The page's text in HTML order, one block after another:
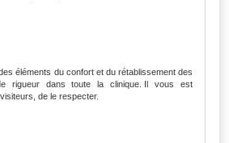
éléments du confort et du rétablissement des
rigueur dans toute la clinique. Il vous est
de le respecter.